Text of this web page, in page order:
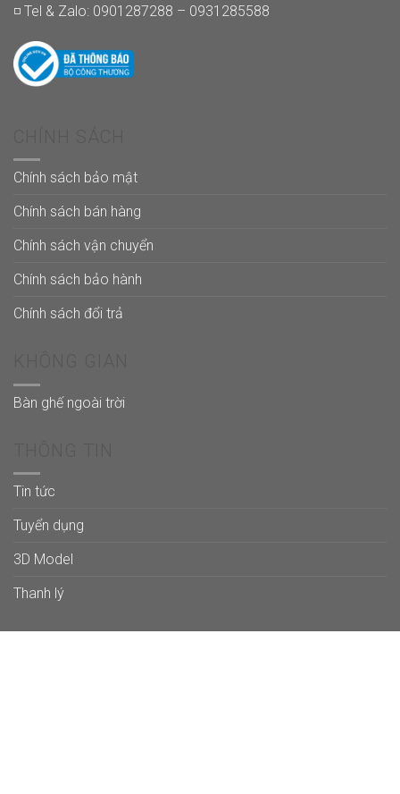
◽ Tel & Zalo: 0901287288 – 0931285588
Chính sách bảo mật
Chính sách bán hàng
Chính sách vận chuyển
Chính sách bảo hành
Chính sách đổi trả
Bàn ghế ngoài trời
Tin tức
Tuyển dụng
3D Model
Thanh lý